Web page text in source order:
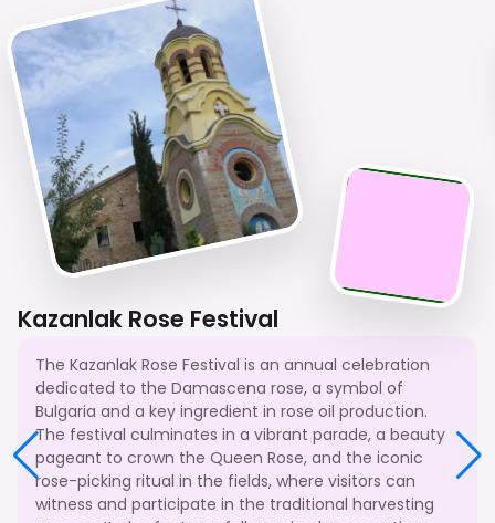
Kazanlak Rose Festival
The Kazanlak Rose Festival is an annual celebration
dedicated to the Damascena rose, a symbol of
Bulgaria and a key ingredient in rose oil production.
The festival culminates in a vibrant parade, a beauty
pageant to crown the Queen Rose, and the iconic
rose-picking ritual in the fields, where visitors can
witness and participate in the traditional harvesting